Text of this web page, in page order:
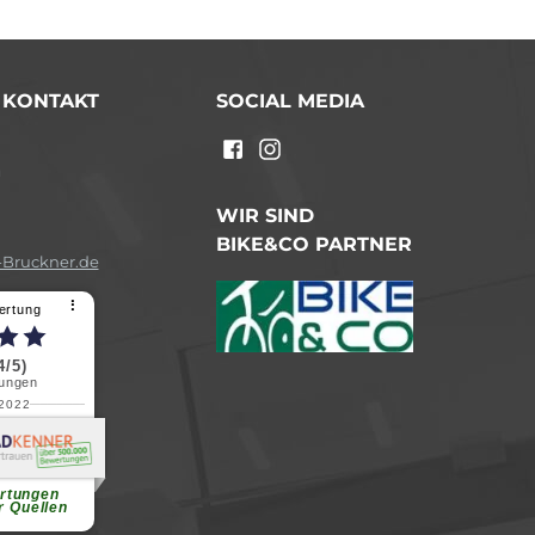
⠇
5)
Quellen
B.
SOCIAL MEDIA
WIR SIND
BIKE&CO PARTNER